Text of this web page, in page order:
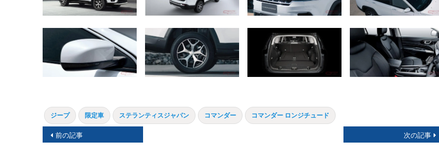
ジープ 限定車 ステランティスジャパン コマンダー コマンダー ロンジチュード
投前の記事 次の記事